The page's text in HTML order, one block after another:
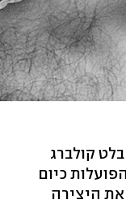
קולברג
כיום
היצירה